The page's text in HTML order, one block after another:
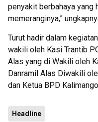
penyakit berbahaya yang
memeranginya,”
Turut hadir dalam
wakili oleh Kasi Trantib
Alas yang di Wakili oleh
Danramil Alas Diwakili
dan Ketua BPD
Headline